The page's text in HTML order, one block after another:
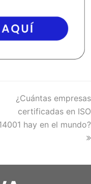
next
post:
¿Cuántas empresas
certificadas en ISO
hay en el mundo?